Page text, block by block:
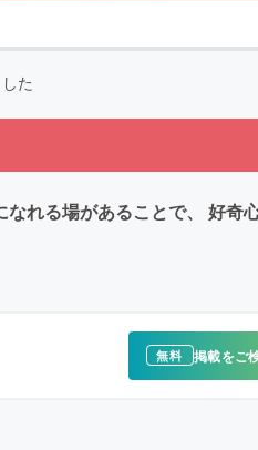
た
れる場があることで、 好奇
無料 掲載をご